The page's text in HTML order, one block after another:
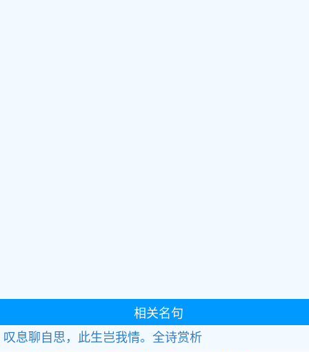
相关名句
叹息聊自思，此生岂我情。 全诗赏析